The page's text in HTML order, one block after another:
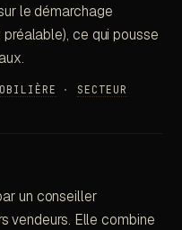
le démarchage
ce qui pousse
· SECTEUR
un conseiller
vendeurs. Elle combine